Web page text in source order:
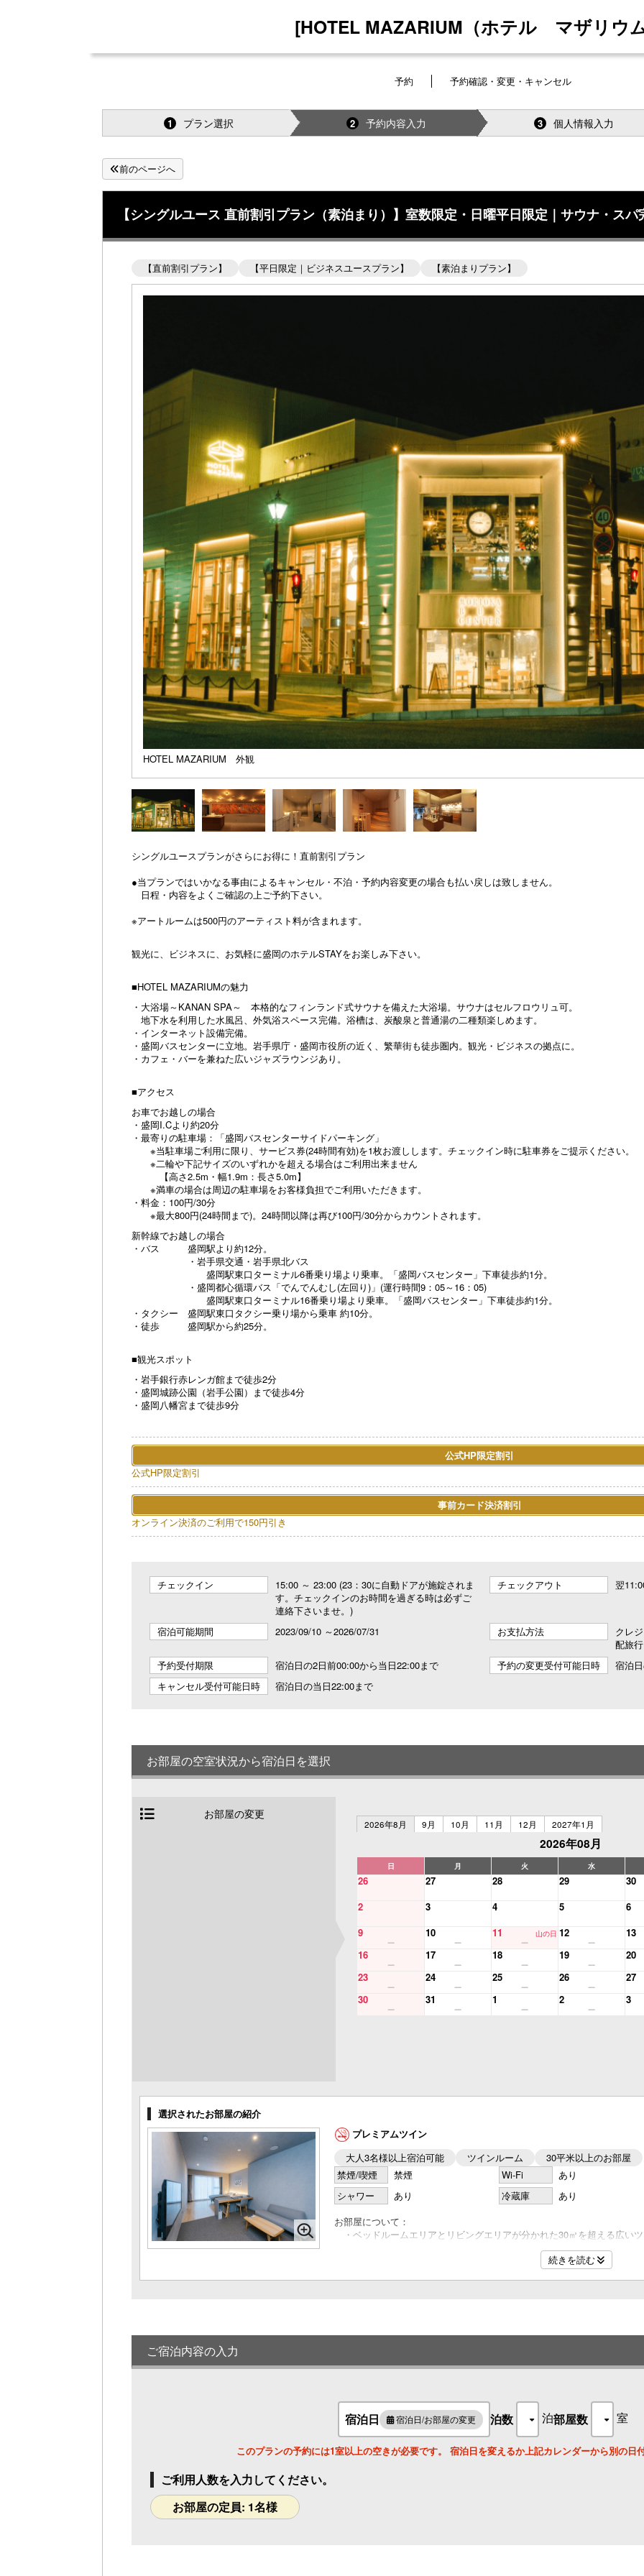
[HOTEL MAZARIUM（ホテル マザリウ
予約 予約確認・変更・キャンセル
1 プラン選択 2 予約内容入力 3 個人情報入力
前のページへ
【シングルユース 直前割引プラン（素泊まり）】室数限定・日曜平日限定｜サウナ・
【直前割引プラン】 【平日限定｜ビジネスユースプラン】 【素泊まりプラン】
HOTEL MAZARIUM 外観
シングルユースプランがさらにお得に！直前割引プラン
●当プランではいかなる事由によるキャンセル・不泊・予約内容変更の場合も払い戻しは致しません。
日程・内容をよくご確認の上ご予約下さい。
※アートルームは500円のアーティスト料が含まれます。
観光に、ビジネスに、お気軽に盛岡のホテルSTAYをお楽しみ下さい。
■HOTEL MAZARIUMの魅力
・大浴場～KANAN SPA～ 本格的なフィンランド式サウナを備えた大浴場。サウナはセルフロウリュ可。
地下水を利用した水風呂、外気浴スペース完備。浴槽は、炭酸泉と普通湯の二種類楽しめます。
・インターネット設備完備。
・盛岡バスセンターに立地。岩手県庁・盛岡市役所の近く、繁華街も徒歩圏内。観光・ビジネスの拠点に。
・カフェ・バーを兼ねた広いジャズラウンジあり。
■アクセス
お車でお越しの場合
・盛岡I.Cより約20分
・最寄りの駐車場：「盛岡バスセンターサイドパーキング」
※当駐車場ご利用に限り、サービス券(24時間有効)を1枚お渡しします。チェックイン時に駐車券をご提示ください。
※二輪や下記サイズのいずれかを超える場合はご利用出来ません
【高さ2.5m・幅1.9m：長さ5.0m】
※満車の場合は周辺の駐車場をお客様負担でご利用いただきます。
・料金：100円/30分
※最大800円(24時間まで)。24時間以降は再び100円/30分からカウントされます。
新幹線でお越しの場合
・バス 盛岡駅より約12分。
・岩手県交通・岩手県北バス
盛岡駅東口ターミナル6番乗り場より乗車。「盛岡バスセンター」下車徒歩約1分。
・盛岡都心循環バス「でんでんむし(左回り)」(運行時間9：05～16：05)
盛岡駅東口ターミナル16番乗り場より乗車。「盛岡バスセンター」下車徒歩約1分。
・タクシー 盛岡駅東口タクシー乗り場から乗車 約10分。
・徒歩 盛岡駅から約25分。
■観光スポット
・岩手銀行赤レンガ館まで徒歩2分
・盛岡城跡公園（岩手公園）まで徒歩4分
・盛岡八幡宮まで徒歩9分
公式HP限定割引
公式HP限定割引
事前カード決済割引
オンライン決済のご利用で150円引き
チェックイン
15:00 ～ 23:00 (23：30に自動ドアが施錠されま
す。チェックインのお時間を過ぎる時は必ずご
連絡下さいませ。)
チェックアウト 翌
宿泊可能期間 2023/09/10 ～2026/07/31 お支払方法
クレ
配旅
予約受付期限
宿泊日の2日前00:00から当日22:00まで 予約の変更受付可能日時
宿泊
キャンセル受付可能日時
宿泊日の当日22:00まで
お部屋の空室状況から宿泊日を選択
お部屋の変更
2026年8月 9月 10月 11月 12月 2027年1月
2026年08月
日 月 火 水
26 27 28 29
30
2
3 4 5
6
9
10 11 山の日 12
13
16
17 18 19
20
23
24 25 26
27
30
31 1 2 3
選択されたお部屋の紹介
プレミアムツイン
大人3名様以上宿泊可能
ツインルーム
30平米以上のお部屋
禁煙/喫煙
禁煙 Wi-Fi
あり
シャワー
あり 冷蔵庫
あり
お部屋について：
・ベッドルームエリアとリビングエリアが分かれた30㎡を超える広い
アメニティ
・その他アメニティ（歯ブラシ・ヘアブラシ・カミソリ等）はチェッ
・無料Wi-Fi
・ヘアドライヤー
・消臭スプレー
・スリッパ
・ルームウェア(上下セパレート)
続きを読む
ご宿泊内容の入力
宿泊日 宿泊日/お部屋の変更 泊数 泊部屋数 室
このプランの予約には1室以上の空きが必要です。 宿泊日を変えるか上記カレンダーから別の日
ご利用人数を入力してください。
お部屋の定員: 1名様